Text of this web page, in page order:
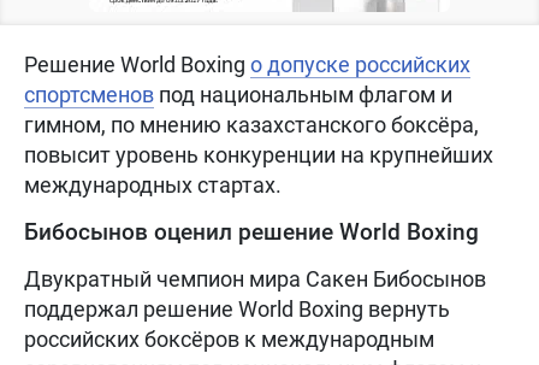
Решение World Boxing о допуске российских
спортсменов под национальным флагом и
гимном, по мнению казахстанского боксёра,
повысит уровень конкуренции на крупнейших
международных стартах.
Бибосынов оценил решение World Boxing
Двукратный чемпион мира Сакен Бибосынов
поддержал решение World Boxing вернуть
российских боксёров к международным